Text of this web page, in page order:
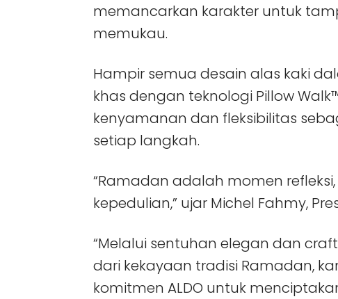
memancarkan karakter untuk
memukau.
Hampir semua desain alas kaki
khas dengan teknologi Pillow
kenyamanan dan fleksibilitas
setiap langkah.
“Ramadan adalah momen
kepedulian,” ujar Michel Fahmy,
“Melalui sentuhan elegan dan
dari kekayaan tradisi Ramadan,
komitmen ALDO untuk